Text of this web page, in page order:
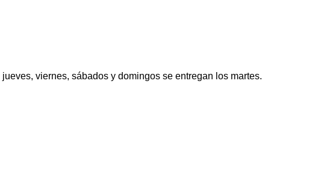
viernes, sábados y domingos se entregan los martes.